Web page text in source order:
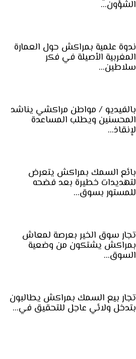
الشؤون…
ندوة علمية بمراكش حول العمارة
المغربية الأصيلة في فكر
سلاطين…
بالفيديو / مواطن مراكشي يناشد
المحسنين ويطلب المساعدة
لإنقاذ…
بائع السمك بمراكش يتعرض
لتهديدات خطيرة بعد فضحه
للمستور بسوق…
تجار سوق الخير بعرصة لمعاش
بمراكش يشتكون من وضعية
السوق…
تجار بيع السمك بمراكش يطالبون
بتدخل ولائي عاجل للتحقيق في…